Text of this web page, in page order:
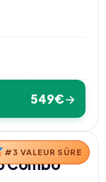
549€→
Combo
#3 VALEUR SÛRE